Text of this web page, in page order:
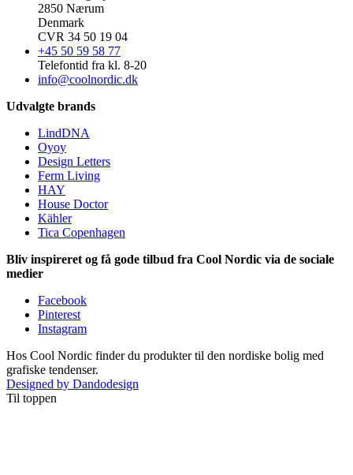
2850 Nærum
Denmark
CVR 34 50 19 04
+45 50 59 58 77
Telefontid fra kl. 8-20
info@coolnordic.dk
Udvalgte brands
LindDNA
Oyoy
Design Letters
Ferm Living
HAY
House Doctor
Kähler
Tica Copenhagen
Bliv inspireret og få gode tilbud fra Cool Nordic via de sociale
medier
Facebook
Pinterest
Instagram
Hos Cool Nordic finder du produkter til den nordiske bolig med
grafiske tendenser.
Designed by Dandodesign
Til toppen